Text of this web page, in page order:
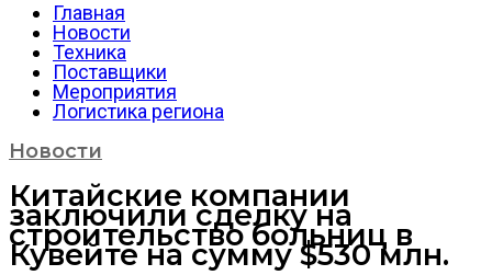
Главная
Новости
Техника
Поставщики
Мероприятия
Логистика региона
Новости
Китайские компании
заключили сделку на
строительство больниц в
Кувейте на сумму $530 млн.